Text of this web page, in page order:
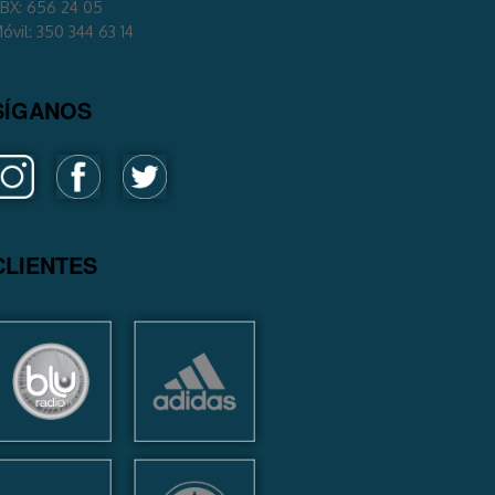
656 24 05
350 344 63 14